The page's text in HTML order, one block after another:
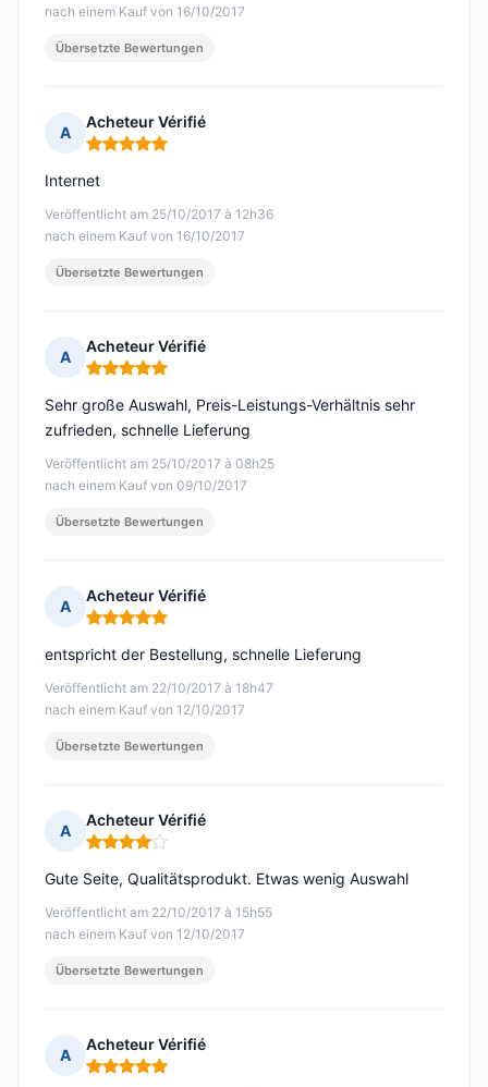
nach einem Kauf von 16/10/2017
Übersetzte Bewertungen
A
Acheteur Vérifié
Hinweis: 5 von 5
Veröffentlicht am 25/10/2017 à 12h36
nach einem Kauf von 16/10/2017
Internet
Übersetzte Bewertungen
A
Acheteur Vérifié
Hinweis: 5 von 5
Veröffentlicht am 25/10/2017 à 08h25
nach einem Kauf von 09/10/2017
Sehr große Auswahl, Preis-Leistungs-Verhältnis sehr
zufrieden, schnelle Lieferung
Übersetzte Bewertungen
A
Acheteur Vérifié
Hinweis: 5 von 5
Veröffentlicht am 22/10/2017 à 18h47
nach einem Kauf von 12/10/2017
entspricht der Bestellung, schnelle Lieferung
Übersetzte Bewertungen
A
Acheteur Vérifié
Hinweis: 4 von 5
Veröffentlicht am 22/10/2017 à 15h55
nach einem Kauf von 12/10/2017
Gute Seite, Qualitätsprodukt. Etwas wenig Auswahl
Übersetzte Bewertungen
A
Acheteur Vérifié
Hinweis: 5 von 5